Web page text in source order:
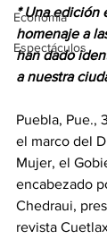
Economía
Espectáculos
* Una edición
homenaje a
han dado
a nuestra
Puebla, Pue.,
el marco del
Mujer, el
encabezado
Chedraui,
revista